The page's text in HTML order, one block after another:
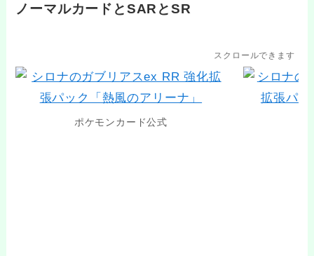
ノーマルカードとSARとSR
スクロールできます
ポケモンカード公式